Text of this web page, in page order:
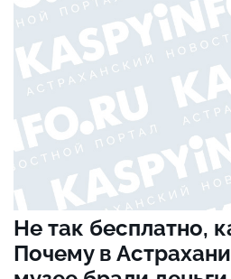
Не так бесплатно,
Почему в